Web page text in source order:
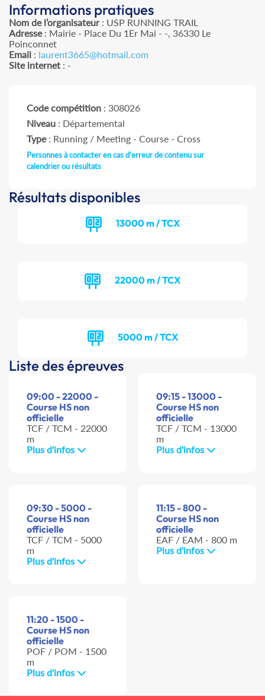
Informations pratiques
Nom de l’organisateur: USP RUNNING TRAIL
Adresse: Mairie - Place Du 1Er Mai - -, 36330 Le
Poinconnet
Email : laurent3665@hotmail.com
Site internet : -
Code compétition : 308026
Niveau : Départemental
Type: Running / Meeting - Course - Cross
Personnes à contacter en cas d'erreur de contenu sur
calendrier ou résultats
Résultats disponibles
13000 m / TCX
22000 m / TCX
5000 m / TCX
Liste des épreuves
09:00 - 22000 -
Course HS non
officielle
TCF / TCM - 22000
m
Plus d'infos
09:15 - 13000 -
Course HS non
officielle
TCF / TCM - 13000
m
Plus d'infos
09:30 - 5000 -
Course HS non
officielle
TCF / TCM - 5000
m
Plus d'infos
11:15 - 800 -
Course HS non
officielle
EAF / EAM - 800 m
Plus d'infos
11:20 - 1500 -
Course HS non
officielle
POF / POM - 1500
m
Plus d'infos